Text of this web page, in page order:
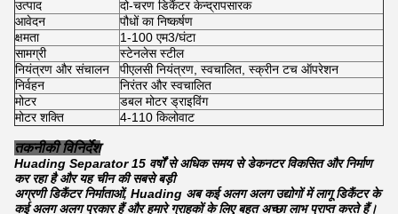
उत्पाद
दो-चरण डिकैंटर केन्द्रापसारक
आवेदन
पौधों का निष्कर्षण
क्षमता
1-100 एम3/घंटा
सामग्री
स्टेनलेस स्टील
नियंत्रण और संचालन
पीएलसी नियंत्रण, स्वचालित, स्क्रीन टच ऑपरेशन
निर्वहन
निरंतर और स्वचालित
मोटर
डबल मोटर ड्राइविंग
मोटर शक्ति
4-110 किलोवाट
तकनीकी विनिर्देश
Huading Separator 15 वर्षों से अधिक समय से डेकनटर विकसित और निर्माण
कर रहा है और यह चीन की सबसे बड़ी
अग्रणी डिकैंटर निर्माताओं, Huading अब कई अलग अलग उद्योगों में लागू डिकैंटर के
कई अलग अलग प्रकार हैं और हमारे ग्राहकों के लिए बहुत अच्छा लाभ प्राप्त करते हैं।